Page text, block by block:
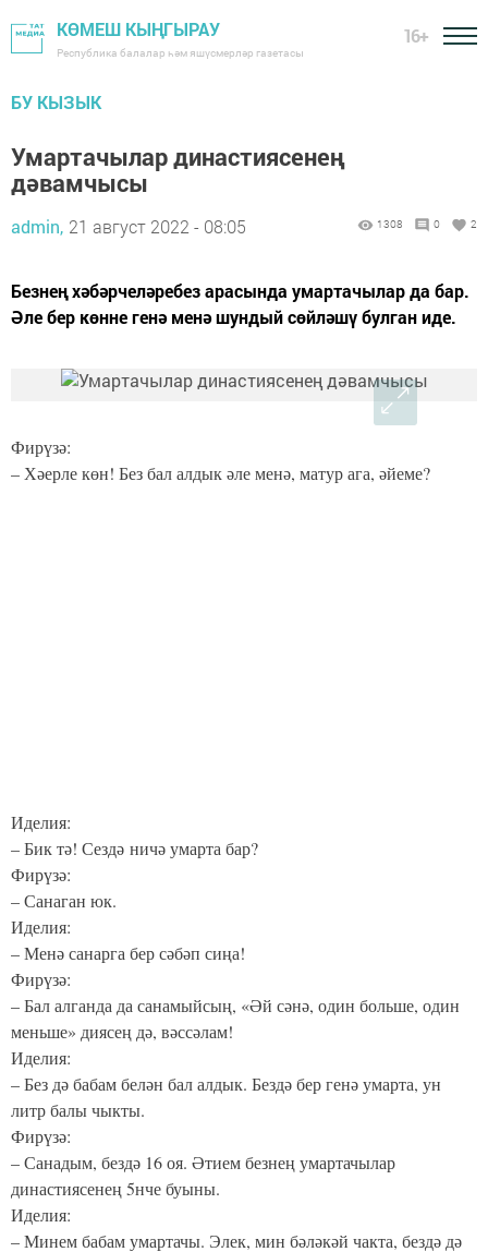
КӨМЕШ КЫҢГЫРАУ
Республика балалар һәм яшүсмерләр газетасы
16+
БУ КЫЗЫК
Умартачылар династиясенең
дәвамчысы
admin, 21 август 2022 - 08:05 1308 0 2
Безнең хәбәрчеләребез арасында умартачылар да бар.
Әле бер көнне генә менә шундый сөйләшү булган иде.
Фирүзә:
– Хәерле көн! Без бал алдык әле менә, матур ага, әйеме?
Иделия:
– Бик тә! Сездә ничә умарта бар?
Фирүзә:
– Санаган юк.
Иделия:
– Менә санарга бер сәбәп сиңа!
Фирүзә:
– Бал алганда да санамыйсың, «Әй сәнә, один больше, один
меньше» диясең дә, вәссәлам!
Иделия:
– Без дә бабам белән бал алдык. Бездә бер генә умарта, ун
литр балы чыкты.
Фирүзә:
– Санадым, бездә 16 оя. Әтием безнең умартачылар
династиясенең 5нче буыны.
Иделия:
– Минем бабам умартачы. Элек, мин бәләкәй чакта, бездә дә